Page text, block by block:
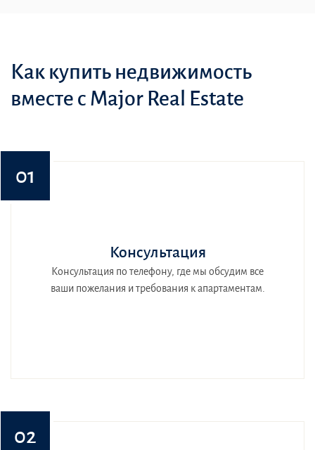
Как купить недвижимость
вместе с Major Real Estate
01
Консультация
Консультация по телефону, где мы обсудим все
ваши пожелания и требования к апартаментам.
02